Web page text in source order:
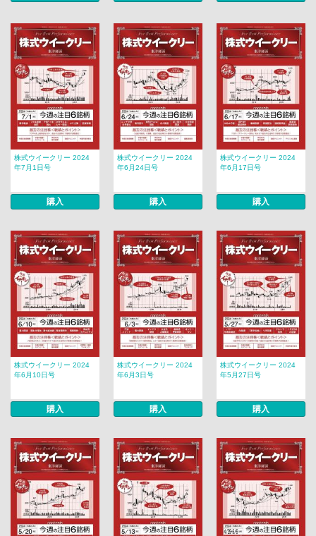
株式ウイークリー 2024
年7月1日号
購入
株式ウイークリー 2024
年6月24日号
購入
株式ウイークリー 2024
年6月17日号
購入
株式ウイークリー 2024
年6月10日号
購入
株式ウイークリー 2024
年6月3日号
購入
株式ウイークリー 2024
年5月27日号
購入